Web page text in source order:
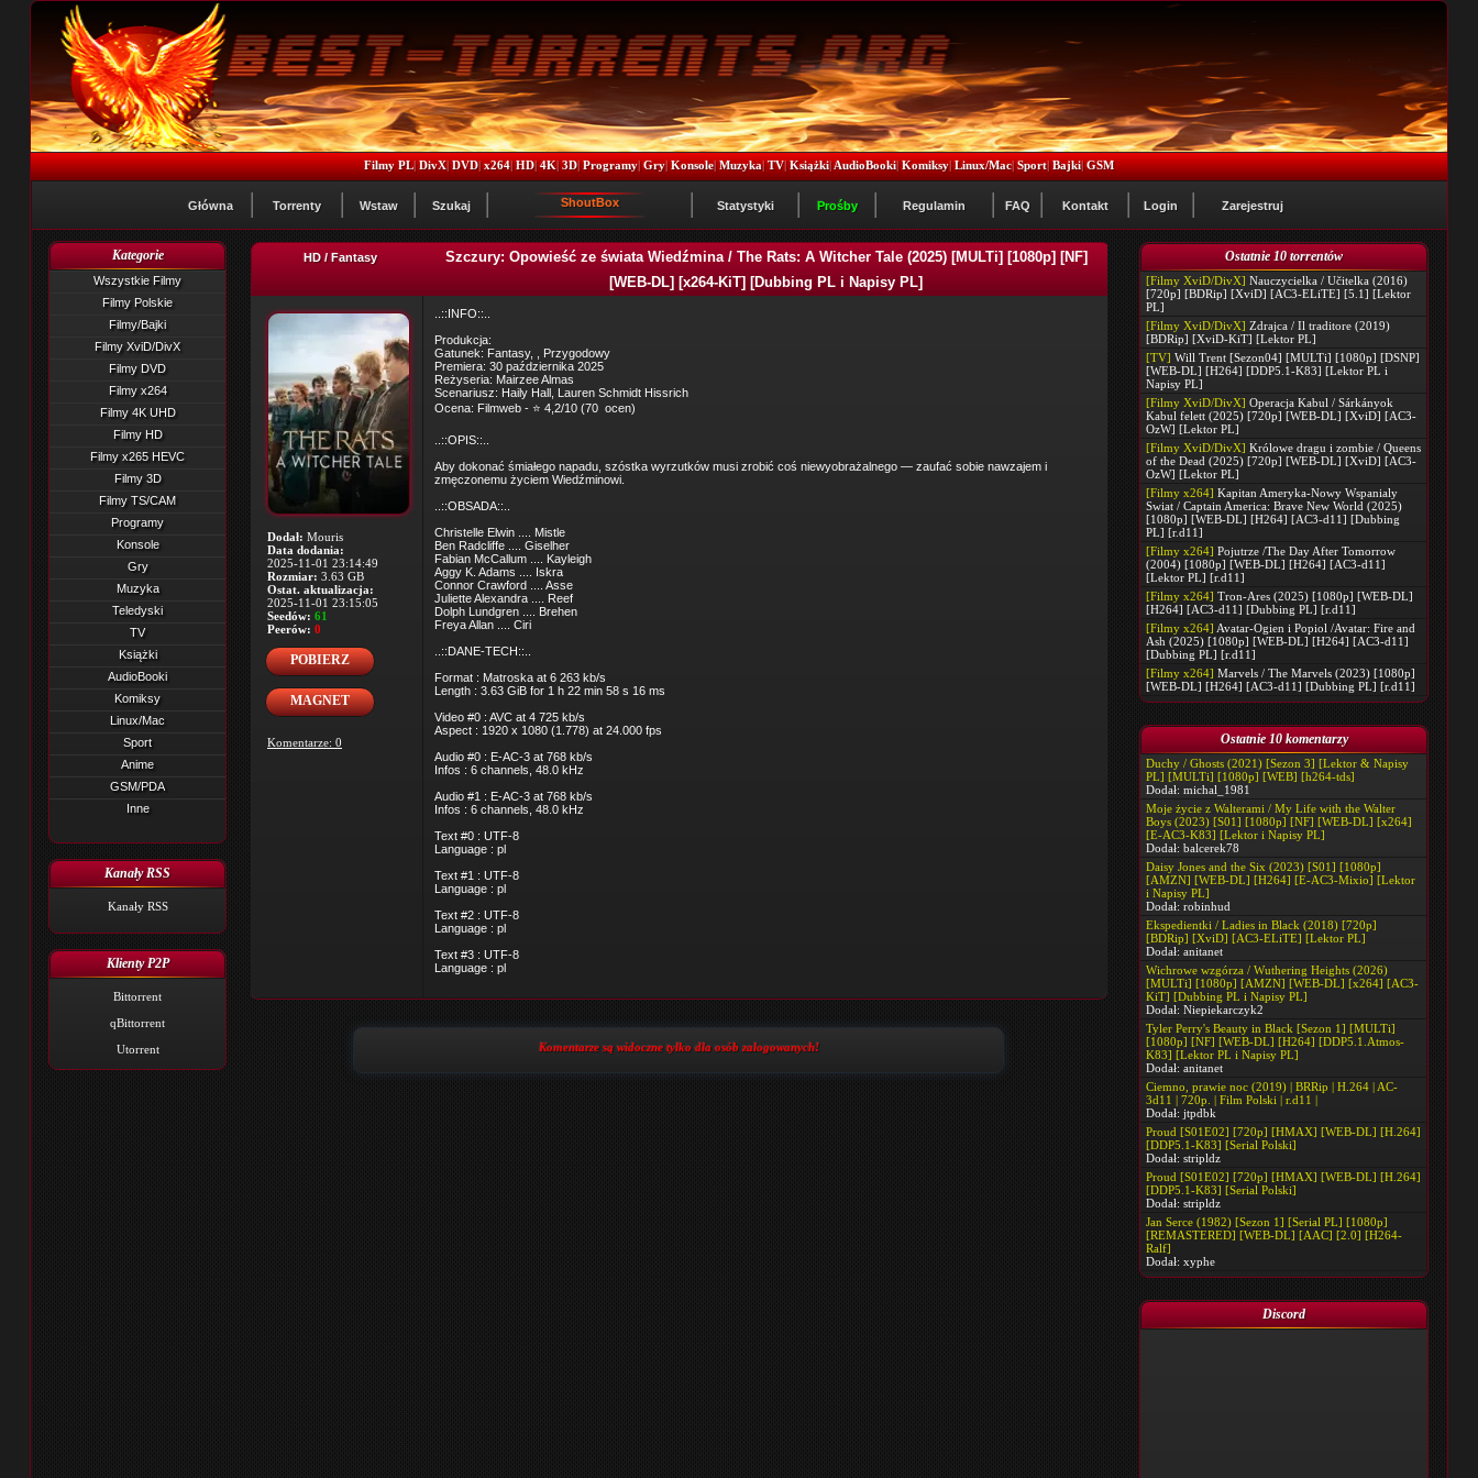
Filmy PL|DivX|DVD|x264|HD|4K|3D|Programy|Gry|Konsole|Muzyka|TV|Książki|AudioBooki|Komiksy|Linux/Mac|Sport|Bajki|GSM
Główna Torrenty Wstaw Szukaj ShoutBox Statystyki Prośby Regulamin FAQ Kontakt Login Zarejestruj
Kategorie
Wszystkie Filmy
Filmy Polskie
Filmy/Bajki
Filmy XviD/DivX
Filmy DVD
Filmy x264
Filmy 4K UHD
Filmy HD
Filmy x265 HEVC
Filmy 3D
Filmy TS/CAM
Programy
Konsole
Gry
Muzyka
Teledyski
TV
Książki
AudioBooki
Komiksy
Linux/Mac
Sport
Anime
GSM/PDA
Inne
Kanały RSS
Kanały RSS
Klienty P2P
Bittorrent
qBittorrent
Utorrent
Ostatnie 10 torrentów
[Filmy XviD/DivX] Nauczycielka / Učitelka (2016)
[720p] [BDRip] [XviD] [AC3-ELiTE] [5.1] [Lektor
PL]
[Filmy XviD/DivX] Zdrajca / Il traditore (2019)
[BDRip] [XviD-KiT] [Lektor PL]
[TV] Will Trent [Sezon04] [MULTi] [1080p] [DSNP]
[WEB-DL] [H264] [DDP5.1-K83] [Lektor PL i
Napisy PL]
[Filmy XviD/DivX] Operacja Kabul / Sárkányok
Kabul felett (2025) [720p] [WEB-DL] [XviD] [AC3-
OzW] [Lektor PL]
[Filmy XviD/DivX] Królowe dragu i zombie / Queens
of the Dead (2025) [720p] [WEB-DL] [XviD] [AC3-
OzW] [Lektor PL]
[Filmy x264] Kapitan Ameryka-Nowy Wspanialy
Swiat / Captain America: Brave New World (2025)
[1080p] [WEB-DL] [H264] [AC3-d11] [Dubbing
PL] [r.d11]
[Filmy x264] Pojutrze /The Day After Tomorrow
(2004) [1080p] [WEB-DL] [H264] [AC3-d11]
[Lektor PL] [r.d11]
[Filmy x264] Tron-Ares (2025) [1080p] [WEB-DL]
[H264] [AC3-d11] [Dubbing PL] [r.d11]
[Filmy x264] Avatar-Ogien i Popiol /Avatar: Fire and
Ash (2025) [1080p] [WEB-DL] [H264] [AC3-d11]
[Dubbing PL] [r.d11]
[Filmy x264] Marvels / The Marvels (2023) [1080p]
[WEB-DL] [H264] [AC3-d11] [Dubbing PL] [r.d11]
Ostatnie 10 komentarzy
Duchy / Ghosts (2021) [Sezon 3] [Lektor & Napisy
PL] [MULTi] [1080p] [WEB] [h264-tds]
Dodał: michal_1981
Moje życie z Walterami / My Life with the Walter
Boys (2023) [S01] [1080p] [NF] [WEB-DL] [x264]
[E-AC3-K83] [Lektor i Napisy PL]
Dodał: balcerek78
Daisy Jones and the Six (2023) [S01] [1080p]
[AMZN] [WEB-DL] [H264] [E-AC3-Mixio] [Lektor
i Napisy PL]
Dodał: robinhud
Ekspedientki / Ladies in Black (2018) [720p]
[BDRip] [XviD] [AC3-ELiTE] [Lektor PL]
Dodał: anitanet
Wichrowe wzgórza / Wuthering Heights (2026)
[MULTi] [1080p] [AMZN] [WEB-DL] [x264] [AC3-
KiT] [Dubbing PL i Napisy PL]
Dodał: Niepiekarczyk2
Tyler Perry's Beauty in Black [Sezon 1] [MULTi]
[1080p] [NF] [WEB-DL] [H264] [DDP5.1.Atmos-
K83] [Lektor PL i Napisy PL]
Dodał: anitanet
Ciemno, prawie noc (2019) | BRRip | H.264 | AC-
3d11 | 720p. | Film Polski | r.d11 |
Dodał: jtpdbk
Proud [S01E02] [720p] [HMAX] [WEB-DL] [H.264]
[DDP5.1-K83] [Serial Polski]
Dodał: stripldz
Proud [S01E02] [720p] [HMAX] [WEB-DL] [H.264]
[DDP5.1-K83] [Serial Polski]
Dodał: stripldz
Jan Serce (1982) [Sezon 1] [Serial PL] [1080p]
[REMASTERED] [WEB-DL] [AAC] [2.0] [H264-
Ralf]
Dodał: xyphe
Discord
HD / Fantasy
Szczury: Opowieść ze świata Wiedźmina / The Rats: A Witcher Tale (2025) [MULTi] [1080p] [NF]
[WEB-DL] [x264-KiT] [Dubbing PL i Napisy PL]
Dodał: Mouris
Data dodania:
2025-11-01 23:14:49
Rozmiar: 3.63 GB
Ostat. aktualizacja:
2025-11-01 23:15:05
Seedów: 61
Peerów: 0
POBIERZ
MAGNET
Komentarze: 0
..::INFO::..
Produkcja:
Gatunek: Fantasy, , Przygodowy
Premiera: 30 października 2025
Reżyseria: Mairzee Almas
Scenariusz: Haily Hall, Lauren Schmidt Hissrich
Ocena: Filmweb - ⭐ 4,2/10 (70 ocen)
..::OPIS::..
Aby dokonać śmiałego napadu, szóstka wyrzutków musi zrobić coś niewyobrażalnego — zaufać sobie nawzajem i
zmęczonemu życiem Wiedźminowi.
..::OBSADA::..
Christelle Elwin .... Mistle
Ben Radcliffe .... Giselher
Fabian McCallum .... Kayleigh
Aggy K. Adams .... Iskra
Connor Crawford .... Asse
Juliette Alexandra .... Reef
Dolph Lundgren .... Brehen
Freya Allan .... Ciri
..::DANE-TECH::..
Format : Matroska at 6 263 kb/s
Length : 3.63 GiB for 1 h 22 min 58 s 16 ms
Video #0 : AVC at 4 725 kb/s
Aspect : 1920 x 1080 (1.778) at 24.000 fps
Audio #0 : E-AC-3 at 768 kb/s
Infos : 6 channels, 48.0 kHz
Audio #1 : E-AC-3 at 768 kb/s
Infos : 6 channels, 48.0 kHz
Text #0 : UTF-8
Language : pl
Text #1 : UTF-8
Language : pl
Text #2 : UTF-8
Language : pl
Text #3 : UTF-8
Language : pl
Komentarze są widoczne tylko dla osób zalogowanych!